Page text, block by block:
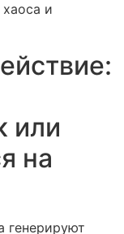
и
или
на
генерируют